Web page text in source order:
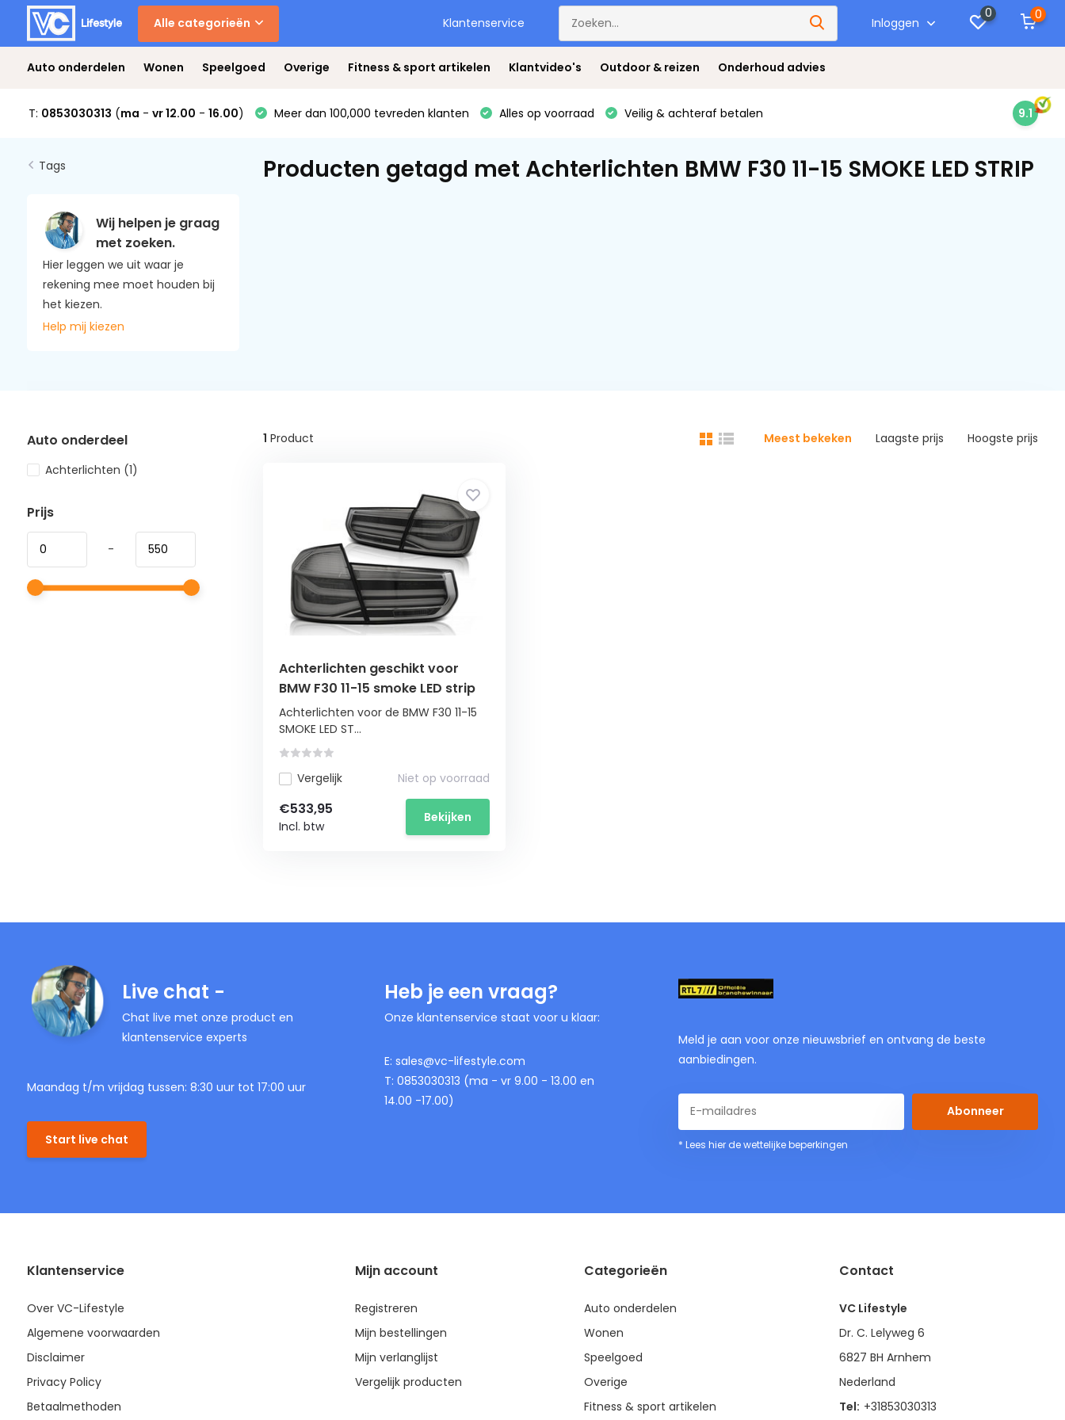
Alle categorieën Klantenservice Inloggen
0 0
Auto onderdelen Wonen Speelgoed Overige Fitness & sport artikelen Klantvideo's Outdoor & reizen Onderhoud advies
T: 0853030313 (ma - vr 12.00 - 16.00) Meer dan 100,000 tevreden klanten Alles op voorraad Veilig & achteraf betalen 9.1
Tags
Wij helpen je graag
met zoeken.
Hier leggen we uit waar je
rekening mee moet houden bij
het kiezen.
Help mij kiezen
Producten getagd met Achterlichten BMW F30 11-15 SMOKE LED STRIP
Auto onderdeel
Achterlichten (1)
Prijs
-
1 Product Meest bekeken Laagste prijs Hoogste prijs
Achterlichten geschikt voor
BMW F30 11-15 smoke LED strip
Achterlichten voor de BMW F30 11-15
SMOKE LED ST...
Vergelijk Niet op voorraad
€533,95
Incl. btw
Bekijken
Live chat -
Chat live met onze product en
klantenservice experts
Maandag t/m vrijdag tussen: 8:30 uur tot 17:00 uur
Start live chat
Heb je een vraag?
Onze klantenservice staat voor u klaar:
E: sales@vc-lifestyle.com
T: 0853030313 (ma - vr 9.00 - 13.00 en
14.00 -17.00)
Meld je aan voor onze nieuwsbrief en ontvang de beste
aanbiedingen.
Abonneer
* Lees hier de wettelijke beperkingen
Klantenservice
Over VC-Lifestyle
Algemene voorwaarden
Disclaimer
Privacy Policy
Betaalmethoden
Mijn account
Registreren
Mijn bestellingen
Mijn verlanglijst
Vergelijk producten
Categorieën
Auto onderdelen
Wonen
Speelgoed
Overige
Fitness & sport artikelen
Contact
VC Lifestyle
Dr. C. Lelyweg 6
6827 BH Arnhem
Nederland
Tel: +31853030313